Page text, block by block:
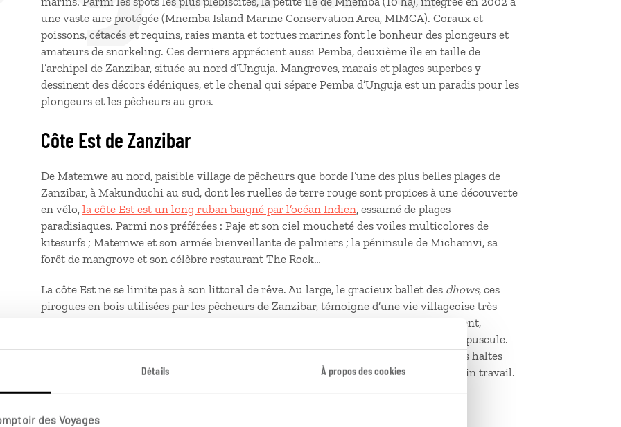
Détails À propos des cookies
des Voyages
une vaste aire protégée (Mnemba Island Marine Conservation Area, MIMCA). Coraux et
poissons, cétacés et requins, raies manta et tortues marines font le bonheur des plongeurs et
amateurs de snorkeling. Ces derniers apprécient aussi Pemba, deuxième île en taille de
l’archipel de Zanzibar, située au nord d’Unguja. Mangroves, marais et plages superbes y
dessinent des décors édéniques, et le chenal qui sépare Pemba d’Unguja est un paradis pour les
plongeurs et les pêcheurs au gros.
Côte Est de Zanzibar
De Matemwe au nord, paisible village de pêcheurs que borde l’une des plus belles plages de
Zanzibar, à Makunduchi au sud, dont les ruelles de terre rouge sont propices à une découverte
en vélo, la côte Est est un long ruban baigné par l’océan Indien, essaimé de plages
paradisiaques. Parmi nos préférées : Paje et son ciel moucheté des voiles multicolores de
kitesurfs ; Matemwe et son armée bienveillante de palmiers ; la péninsule de Michamvi, sa
forêt de mangrove et son célèbre restaurant The Rock…
La côte Est ne se limite pas à son littoral de rêve. Au large, le gracieux ballet des dhows, ces
pirogues en bois utilisées par les pêcheurs de Zanzibar, témoigne d’une vie villageoise très
présente. Pour la découvrir, direction Jambiani. Au village, la vie s’écoule paisiblement,
rythmée par l’animation du marché le matin et une partie de foot improvisée au crépuscule.
au départ de Jambiani, Paje, Bwejuu ou Pingwe sont d’autres haltes
agréables de la côte Est. Il n’est pas rare d’y apercevoir les cueilleuses d’algues en plein travail.
Aire de conservation de la baie de Menai